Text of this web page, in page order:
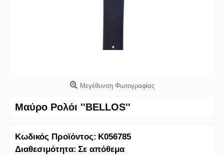
Μεγέθυνση Φωτογραφίας
Μαύρο Ρολόι ''BELLOS''
Κωδικός Προϊόντος: K056785
Διαθεσιμότητα: Σε απόθεμα